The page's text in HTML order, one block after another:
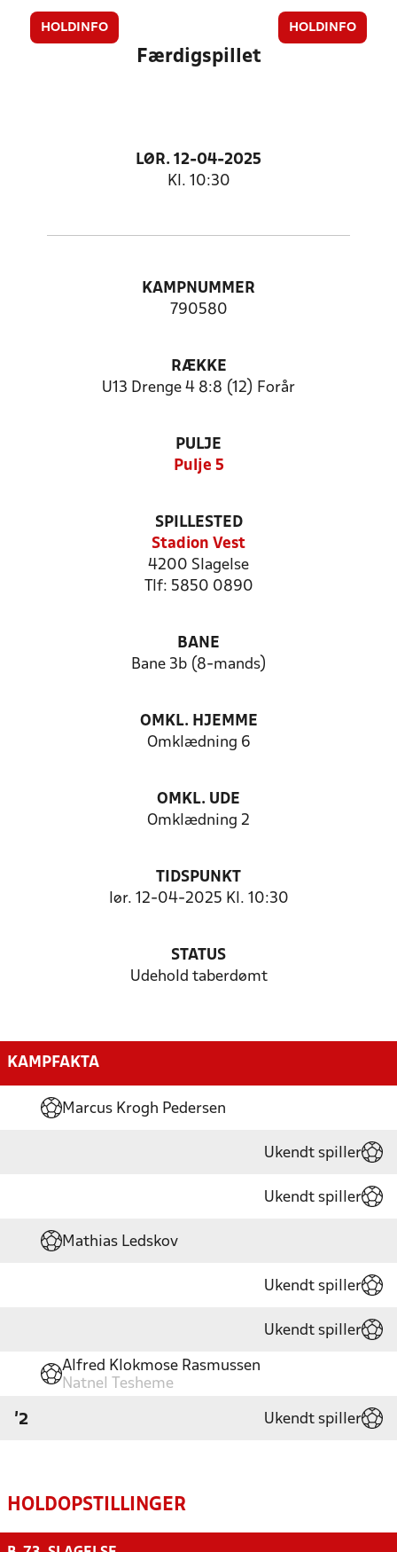
HOLDINFO HOLDINFO
Færdigspillet
LØR. 12-04-2025
Kl. 10:30
KAMPNUMMER
790580
RÆKKE
U13 Drenge 4 8:8 (12) Forår
PULJE
Pulje 5
SPILLESTED
Stadion Vest
4200 Slagelse
Tlf: 5850 0890
BANE
Bane 3b (8-mands)
OMKL. HJEMME
Omklædning 6
OMKL. UDE
Omklædning 2
TIDSPUNKT
lør. 12-04-2025 Kl. 10:30
STATUS
Udehold taberdømt
KAMPFAKTA
Marcus Krogh Pedersen
Ukendt spiller
Ukendt spiller
Mathias Ledskov
Ukendt spiller
Ukendt spiller
Alfred Klokmose Rasmussen
Natnel Tesheme
'2 Ukendt spiller
HOLDOPSTILLINGER